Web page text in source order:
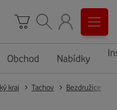
Obchod Nabídky
kraj Tachov Bezdružice